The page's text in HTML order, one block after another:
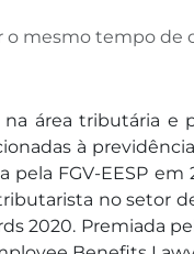
o mesmo tempo
área tributária
à
FGV-EESP
no setor
2020. Premiada